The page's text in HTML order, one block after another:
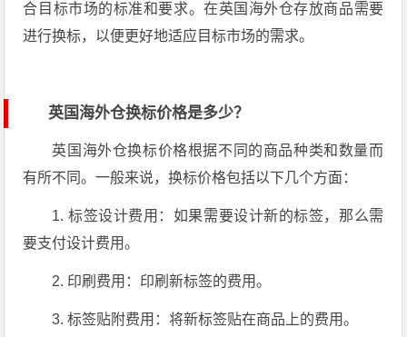
合目标市场的标准和要求。在英国海外仓存放商品需要
进行换标，以便更好地适应目标市场的需求。
英国海外仓换标价格是多少？
英国海外仓换标价格根据不同的商品种类和数量而
有所不同。一般来说，换标价格包括以下几个方面：
1. 标签设计费用：如果需要设计新的标签，那么需
要支付设计费用。
2. 印刷费用：印刷新标签的费用。
3. 标签贴附费用：将新标签贴在商品上的费用。